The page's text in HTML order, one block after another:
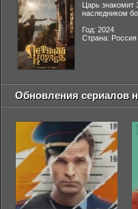
Царь знакомит
наследником
Год: 2024
Страна: Россия
Обновления сериалов